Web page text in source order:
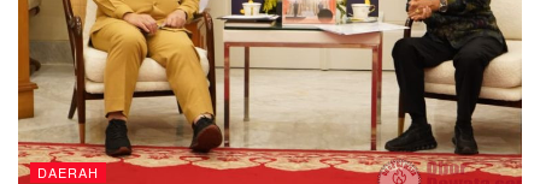
DAERAH